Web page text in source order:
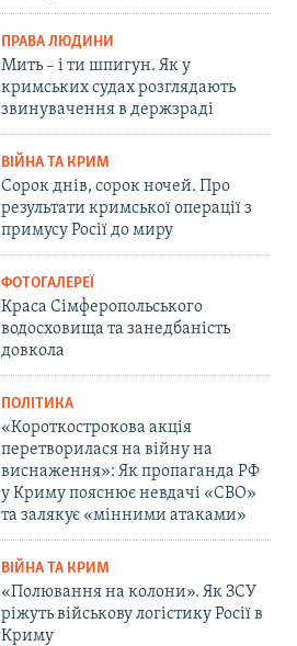
ПРАВА ЛЮДИНИ
Мить – і ти шпигун. Як у
кримських судах розглядають
звинувачення в держзраді
ВІЙНА ТА КРИМ
Сорок днів, сорок ночей. Про
результати кримської операції з
примусу Росії до миру
ФОТОГАЛЕРЕЇ
Краса Сімферопольського
водосховища та занедбаність
довкола
ПОЛІТИКА
«Короткострокова акція
перетворилася на війну на
виснаження»: Як пропаганда РФ
у Криму пояснює невдачі «СВО»
та залякує «мінними атаками»
ВІЙНА ТА КРИМ
«Полювання на колони». Як ЗСУ
ріжуть військову логістику Росії в
Криму